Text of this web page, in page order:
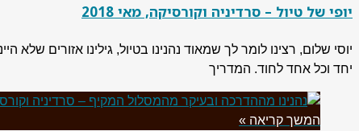
יופי של טיול – סרדיניה וקורסיקה, מאי 2018
יוסי שלום, רצינו לומר לך שמאוד נהנינו בטיול, גילינו אזורים
יחד וכל אחד לחוד. המדריך
המשך קריאה »